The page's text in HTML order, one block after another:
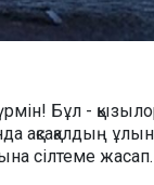
Бұл -
ақсақалдың
сілтеме жасап.